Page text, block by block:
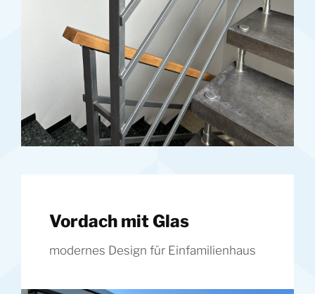
Vordach mit Glas